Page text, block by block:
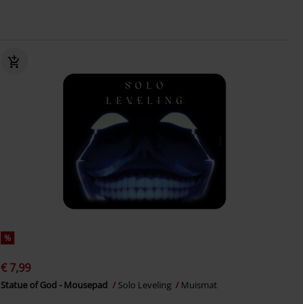
%
€ 7,99
Statue of God - Mousepad Solo Leveling Muismat